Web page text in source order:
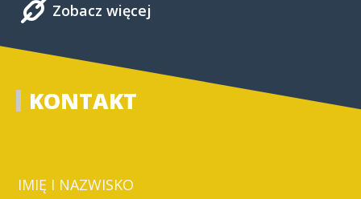
Zobacz więcej
KONTAKT